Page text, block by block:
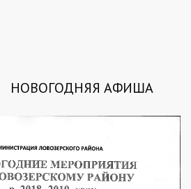
НОВОГОДНЯЯ АФИША